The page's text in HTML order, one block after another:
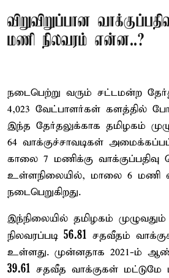
விறுவிறுப்பான
மணி நிலவரம் என்ன..?
நடைபெற்று வரும் சட்டமன்ற
4,023 வேட்பாளர்கள் களத்தில்
இந்த தேர்தலுக்காக தமிழகம்
64 வாக்குச்சாவடிகள்
காலை 7 மணிக்கு வாக்குப்பதிவு
உள்ளநிலையில், மாலை 6 மணி
நடைபெறுகிறது.
இந்நிலையில் தமிழகம் முழுவதும்
நிலவரப்படி 56.81 சதவீதம்
உள்ளது. முன்னதாக 2021-ம்
39.61 சதவீத வாக்குகள் மட்டுமே